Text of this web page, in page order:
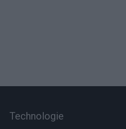
Technologie